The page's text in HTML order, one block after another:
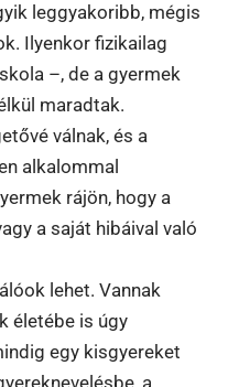
leggyakoribb, mégis
Ilyenkor fizikailag
–, de a gyermek
maradtak.
válnak, és a
alkalommal
rájön, hogy a
a saját hibáival való
lehet. Vannak
életébe is úgy
egy kisgyereket